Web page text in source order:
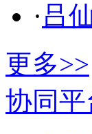
· 吕
更多>>
协同平